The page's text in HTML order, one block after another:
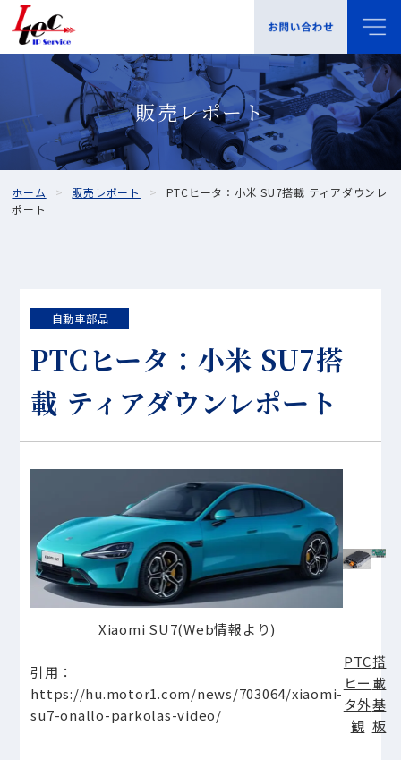
販売レポート
ホーム 販売レポート
PTCヒータ：小米 SU7搭載 ティアダウンレ
ポート
自動車部品
PTCヒータ：小米 SU7搭
載 ティアダウンレポート
Xiaomi SU7(Web情報より)
引用：
https://hu.motor1.com/news/703064/xiaomi-
su7-onallo-parkolas-video/
PTC
ヒー
タ外
観
搭
載
基
板